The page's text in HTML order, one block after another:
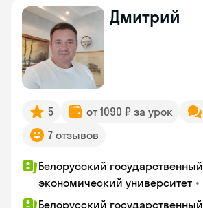
Дмитрий
5 от 1090 ₽ за урок
7 отзывов
Белорусский государственный
экономический университет •
Белорусский государственный